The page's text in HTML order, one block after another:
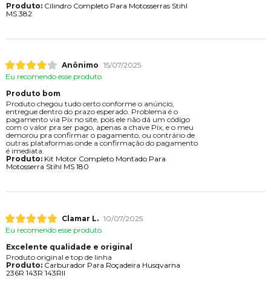
Produto:Cilindro Completo Para Motosserras Stihl
MS 382
Anônimo 15/07/2025
Eu recomendo esse produto.
Produto bom
Produto chegou tudo certo conforme o anúncio,
entregue dentro do prazo esperado. Problema é o
pagamento via Pix no site, pois ele não dá um código
com o valor pra ser pago, apenas a chave Pix, e o meu
demorou pra confirmar o pagamento, ou contrário de
outras plataformas onde a confirmação do pagamento
é imediata.
Produto:Kit Motor Completo Montado Para
Motosserra Stihl MS 180
Clamar L. 10/07/2025
Eu recomendo esse produto.
Excelente qualidade e original
Produto original e top de linha
Produto:Carburador Para Roçadeira Husqvarna
236R 143R 143RII